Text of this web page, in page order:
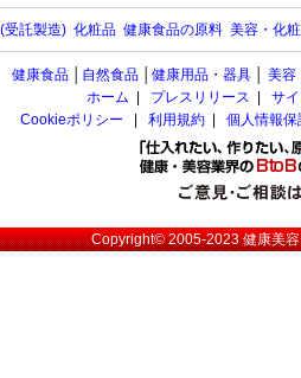
受託製造) 化粧品 健康食品の原料 美容・化
健康食品 自然食品 健康用品・器具 美容
ホーム
プレスリリース
サ
Cookieポリシー
利用規約 個人情報
Copyright© 2005-2023健康美